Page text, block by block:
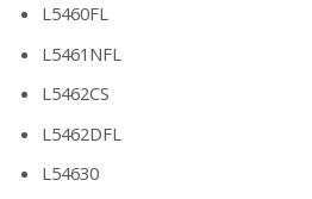
L5460FL
L5461NFL
L5462CS
L5462DFL
L54630